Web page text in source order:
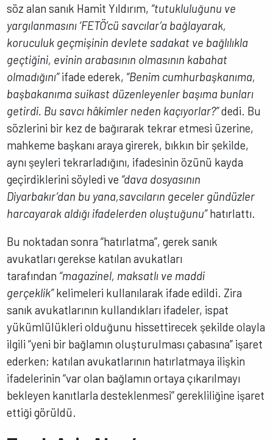
söz alan sanık Hamit Yıldırım, “tutukluluğunu ve
yargılanmasını ‘FETÖ’cü savcılar’a bağlayarak,
koruculuk geçmişinin devlete sadakat ve bağlılıkla
geçtiğini, evinin arabasının olmasının kabahat
olmadığını”ifade ederek, “Benim cumhurbaşkanıma,
başbakanıma suikast düzenleyenler başıma bunları
getirdi. Bu savcı hâkimler neden kaçıyorlar?”dedi. Bu
sözlerini bir kez de bağırarak tekrar etmesi üzerine,
mahkeme başkanı araya girerek, bıkkın bir şekilde,
aynı şeyleri tekrarladığını, ifadesinin özünü kayda
geçirdiklerini söyledi ve “dava dosyasının
Diyarbakır’dan bu yana,savcıların geceler gündüzler
harcayarak aldığı ifadelerden oluştuğunu”hatırlattı.
Bu noktadan sonra “hatırlatma”, gerek sanık
avukatları gerekse katılan avukatları
tarafından “magazinel, maksatlı ve maddi
gerçeklik”kelimeleri kullanılarak ifade edildi. Zira
sanık avukatlarının kullandıkları ifadeler, ispat
yükümlülükleri olduğunu hissettirecek şekilde olayla
ilgili “yeni bir bağlamın oluşturulması çabasına” işaret
ederken; katılan avukatlarının hatırlatmaya ilişkin
ifadelerinin “var olan bağlamın ortaya çıkarılmayı
bekleyen kanıtlarla desteklenmesi” gerekliliğine işaret
ettiği görüldü.